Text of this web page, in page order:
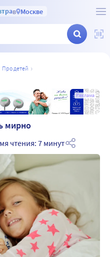
в Москве
про детей
Реклама
мирно
чтения: 7 минут